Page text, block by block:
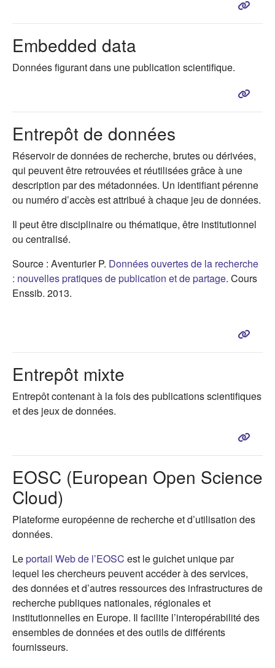
Embedded data
Données figurant dans une publication scientifique.
Entrepôt de données
Réservoir de données de recherche, brutes ou dérivées,
qui peuvent être retrouvées et réutilisées grâce à une
description par des métadonnées. Un identifiant pérenne
ou numéro d’accès est attribué à chaque jeu de données.
Il peut être disciplinaire ou thématique, être institutionnel
ou centralisé.
Source : Aventurier P. Données ouvertes de la recherche
: nouvelles pratiques de publication et de partage(s'ouvre
. Cours
Enssib. 2013.
Entrepôt mixte
Entrepôt contenant à la fois des publications scientifiques
et des jeux de données.
EOSC (European Open Science
Cloud)
Plateforme européenne de recherche et d’utilisation des
données.
Leportail Web de l’EOSC (s'ouvre dans un nouvel onglet)
est le guichet unique par
lequel les chercheurs peuvent accéder à des services,
des données et d’autres ressources des infrastructures de
recherche publiques nationales, régionales et
institutionnelles en Europe. Il facilite l’interopérabilité des
ensembles de données et des outils de différents
fournisseurs.